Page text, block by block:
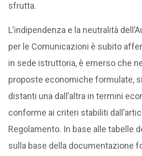
sfrutta.
L’indipendenza e la neutralità
per le Comunicazioni è subito
in sede istruttoria, è emerso che
proposte economiche formulate,
distanti una dall’altra in termini
conforme ai criteri stabiliti
Regolamento. In base alle tabelle
sulla base della documentazione